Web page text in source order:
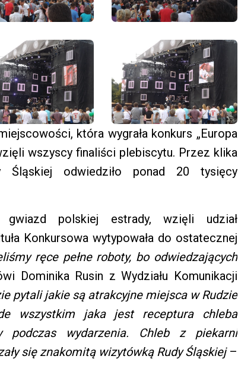
która wygrała konkurs „Europa
wszyscy finaliści plebiscytu. Przez klika
Śląskiej odwiedziło ponad 20 tysięcy
polskiej estrady, wzięli udział
Konkursowa wytypowała do ostatecznej
ręce pełne roboty, bo odwiedzających
Dominika Rusin z Wydziału Komunikacji
pytali jakie są atrakcyjne miejsca w Rudzie
wszystkim jaka jest receptura chleba
podczas wydarzenia. Chleb z piekarni
się znakomitą wizytówką Rudy Śląskiej–